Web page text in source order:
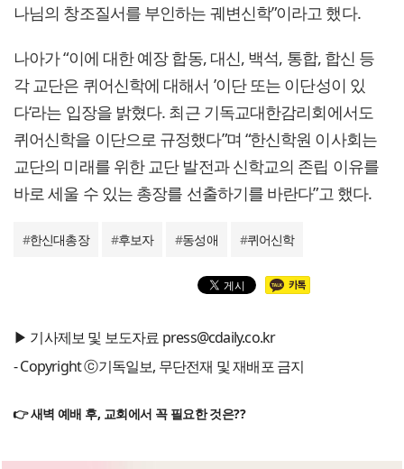
나님의 창조질서를 부인하는 궤변신학”이라고 했다.
나아가 “이에 대한 예장 합동, 대신, 백석, 통합, 합신 등
각 교단은 퀴어신학에 대해서 ’이단 또는 이단성이 있
다‘라는 입장을 밝혔다. 최근 기독교대한감리회에서도
퀴어신학을 이단으로 규정했다”며 “한신학원 이사회는
교단의 미래를 위한 교단 발전과 신학교의 존립 이유를
바로 세울 수 있는 총장를 선출하기를 바란다”고 했다.
#한신대총장 #후보자 #동성애 #퀴어신학
▶ 기사제보 및 보도자료 press@cdaily.co.kr
- Copyright ⓒ기독일보, 무단전재 및 재배포 금지
👉 새벽 예배 후, 교회에서 꼭 필요한 것은??